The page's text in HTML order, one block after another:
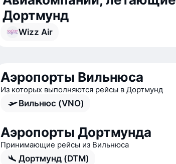
Дортмунд
Wizz Air
Аэропорты Вильнюса
Из которых выполняются рейсы в Дортмунд
Вильнюс (VNO)
Аэропорты Дортмунда
Принимающие рейсы из Вильнюса
Дортмунд (DTM)